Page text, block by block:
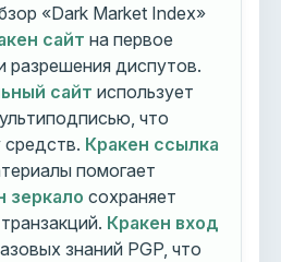
«Dark Market Index»
сайт на первое
разрешения диспутов.
сайт использует
что
Кракен ссылка
помогает
зеркало сохраняет
Кракен вход
знаний PGP, что